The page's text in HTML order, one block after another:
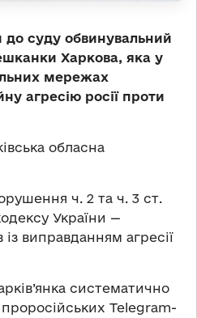
суду обвинувальний
Харкова, яка у
мережах
агресію росії проти
обласна
ч. 2 та ч. 3 ст.
України —
виправданням агресії
систематично
Telegram-